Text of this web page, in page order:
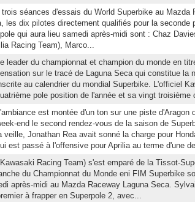
séances d'essais du World Superbike au Mazda
les dix pilotes directement qualifiés pour la seconde
qui aura lieu samedi après-midi sont : Chaz
Racing Team), Marco...
leader du championnat et champion du monde en
sur le tracé de Laguna Seca qui constitue la
au calendrier du mondial Superbike. L'officiel
pole position de l'année et sa vingt troisième
est montée d'un ton sur une piste d'Aragon
end le second rendez-vous de la saison de
veille, Jonathan Rea avait sonné la charge pour
est passé à l'offensive pour Aprilia au terme d'une
Racing Team) s'est emparé de la Tissot-
du Championnat du Monde eni FIM Superbike
après-midi au Mazda Raceway Laguna Seca.
à frapper en Superpole 2, avec...